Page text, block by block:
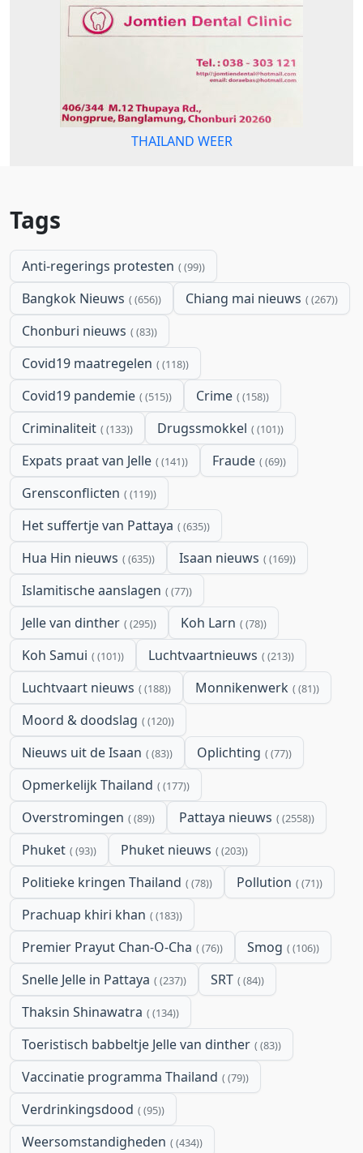
THAILAND WEER
Tags
Anti-regerings protesten (99)
Bangkok Nieuws (656) Chiang mai nieuws (267)
Chonburi nieuws (83)
Covid19 maatregelen (118)
Covid19 pandemie (515) Crime (158)
Criminaliteit (133) Drugssmokkel (101)
Expats praat van Jelle (141) Fraude (69)
Grensconflicten (119)
Het suffertje van Pattaya (635)
Hua Hin nieuws (635) Isaan nieuws (169)
Islamitische aanslagen (77)
Jelle van dinther (295) Koh Larn (78)
Koh Samui (101) Luchtvaartnieuws (213)
Luchtvaart nieuws (188) Monnikenwerk (81)
Moord & doodslag (120)
Nieuws uit de Isaan (83) Oplichting (77)
Opmerkelijk Thailand (177)
Overstromingen (89) Pattaya nieuws (2558)
Phuket (93) Phuket nieuws (203)
Politieke kringen Thailand (78) Pollution (71)
Prachuap khiri khan (183)
Premier Prayut Chan-O-Cha (76) Smog (106)
Snelle Jelle in Pattaya (237) SRT (84)
Thaksin Shinawatra (134)
Toeristisch babbeltje Jelle van dinther (83)
Vaccinatie programma Thailand (79)
Verdrinkingsdood (95)
Weersomstandigheden (434)